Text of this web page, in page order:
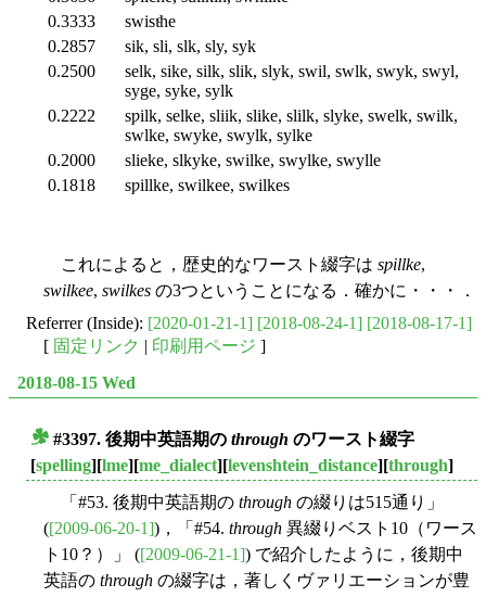
0.3333
swisɩͨhe
0.2857
sik, sli, slk, sly, syk
0.2500
selk, sike, silk, slik, slyk, swil, swlk, swyk, swyl,
syge, syke, sylk
0.2222
sƿilk, selke, sliik, slike, slilk, slyke, swelk, swilk,
swlke, swyke, swylk, sylke
0.2000
slieke, slkyke, swilke, swylke, swylle
0.1818
sƿillke, swilkee, swilkes
これによると，歴史的なワースト綴字は sƿillke,
swilkee, swilkes の3つということになる．確かに・・・．
Referrer (Inside): [2020-01-21-1] [2018-08-24-1] [2018-08-17-1]
[ 固定リンク | 印刷用ページ ]
2018-08-15 Wed
#3397. 後期中英語期の through のワースト綴字
[spelling][lme][me_dialect][levenshtein_distance][through]
「#53. 後期中英語期の through の綴りは515通り」
([2009-06-20-1])，「#54. through 異綴りベスト10（ワース
ト10？）」 ([2009-06-21-1]) で紹介したように，後期中
英語の through の綴字は，著しくヴァリエーションが豊